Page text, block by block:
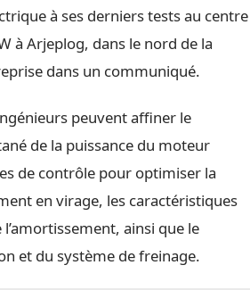
à ses derniers tests au centre
à Arjeplog, dans le nord de la
dans un communiqué.
peuvent affiner le
de la puissance du moteur
de contrôle pour optimiser la
en virage, les caractéristiques
ainsi que le
et du système de freinage.